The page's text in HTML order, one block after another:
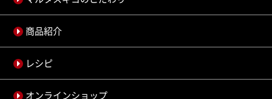
商品紹介
レシピ
オンラインショップ